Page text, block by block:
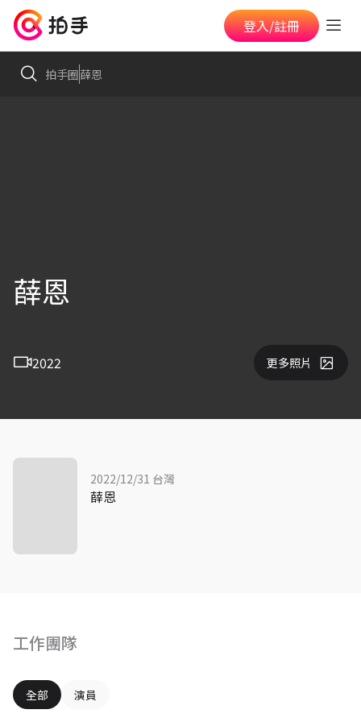
登入/註冊
拍手圈薛恩
薛恩
2022 更多照片
工作團隊
全部 演員
2022/12/31 台灣
薛恩